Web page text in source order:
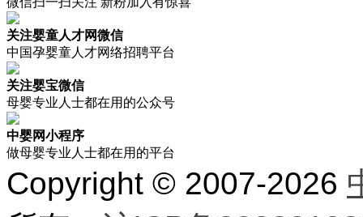
关注婴童人才网微信
中国孕婴童人才网络招聘平台
关注婴宝微信
母婴专业人士都在用的公众号
中婴网小程序
做母婴专业人士都在用的平台
Copyright © 2007-2026